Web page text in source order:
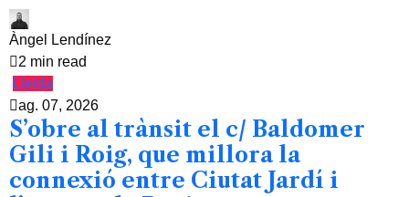
Àngel Lendínez
2 min read
Lleida
ag. 07, 2026
S’obre al trànsit el c/ Baldomer
Gili i Roig, que millora la
connexió entre Ciutat Jardí i